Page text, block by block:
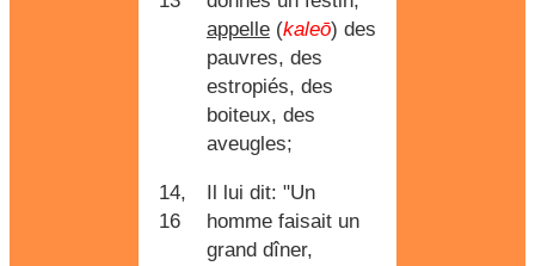
appelle (kaleō) des
pauvres, des
estropiés, des
boiteux, des
aveugles;
14,
16
Il lui dit: "Un
homme faisait un
grand dîner,